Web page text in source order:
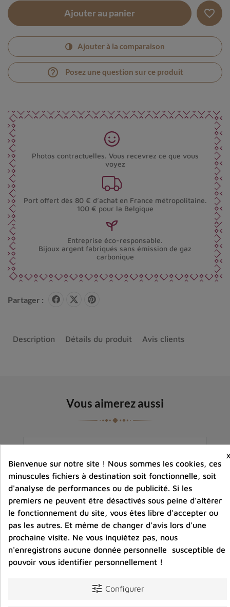
Ajouter au panier favorite_border
Ajouter à la comparaison
help_outline Posez une question sur ce produit
Photos contractuelles. Vous recevrez ce que vous
voyez
Port offert dès 80 € d’achat en France métropolitaine.
100 € pour la Belgique
Entreprise éco-responsable.
Bijoux argent fabriqués sans émission de gaz
carbonique
Partager :
Description Détails du produit Avis clients
Vous aimerez aussi
Bienvenue sur notre site ! Nous sommes les cookies, ces
minuscules fichiers à destination soit fonctionnelle, soit
d'analyse de performances ou de publicité. Si les
premiers ne peuvent être désactivés sous peine d'altérer
le fonctionnement du site, vous êtes libre d'accepter ou
pas les autres. Et même de changer d'avis lors d'une
prochaine visite. Ne vous inquiétez pas, nous
n'enregistrons aucune donnée personnelle susceptible de
pouvoir vous identifier personnellement !
tune Configurer